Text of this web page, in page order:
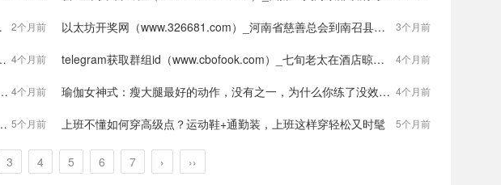
2个月前 3个月前
以太坊开奖网（www.326681.com）_河南省慈善总会到南召县竹园沟小学开展捐赠活动
4个月前 4个月前
telegram获取群组id（www.cbofook.com）_七旬老太在酒店晾衣时摔伤谁担责
4个月前 4个月前
瑜伽女神式：瘦大腿最好的动作，没有之一，为什么你练了没效果？
5个月前 5个月前
上班不懂如何穿高级点？运动鞋+通勤装，上班这样穿轻松又时髦
3 4 5 6 7 › ››